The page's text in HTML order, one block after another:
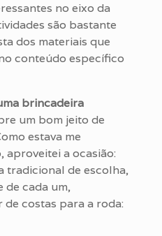
no eixo da
são bastante
dos materiais que
conteúdo específico
brincadeira
um bom jeito de
estava me
a ocasião:
tradicional de escolha,
de cada um,
costas para a roda: